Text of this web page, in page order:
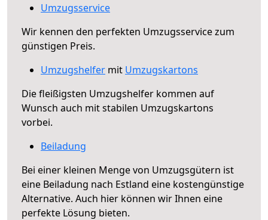
Umzugsservice
Wir kennen den perfekten Umzugsservice zum
günstigen Preis.
Umzugshelfer mit Umzugskartons
Die fleißigsten Umzugshelfer kommen auf
Wunsch auch mit stabilen Umzugskartons
vorbei.
Beiladung
Bei einer kleinen Menge von Umzugsgütern ist
eine Beiladung nach Estland eine kostengünstige
Alternative. Auch hier können wir Ihnen eine
perfekte Lösung bieten.